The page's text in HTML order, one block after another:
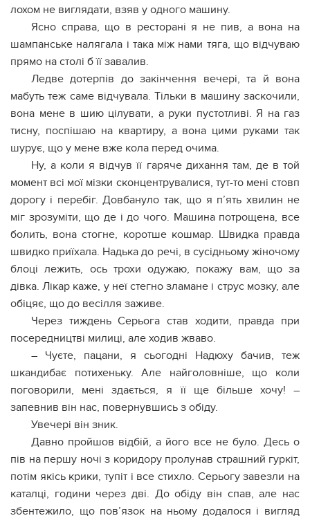
лохом не виглядати, взяв у одного машину.
Ясно справа, що в ресторані я не пив, а вона на
шампанське налягала і така між нами тяга, що відчуваю
прямо на столі б її завалив.
Ледве дотерпів до закінчення вечері, та й вона
мабуть теж саме відчувала. Тільки в машину заскочили,
вона мене в шию цілувати, а руки пустотливі. Я на газ
тисну, поспішаю на квартиру, а вона цими руками так
шурує, що у мене вже кола перед очима.
Ну, а коли я відчув її гаряче дихання там, де в той
момент всі мої мізки сконцентрувалися, тут-то мені стовп
дорогу і перебіг. Довбануло так, що я п’ять хвилин не
міг зрозуміти, що де і до чого. Машина потрощена, все
болить, вона стогне, коротше кошмар. Швидка правда
швидко приїхала. Надька до речі, в сусідньому жіночому
блоці лежить, ось трохи одужаю, покажу вам, що за
дівка. Лікар каже, у неї стегно зламане і струс мозку, але
обіцяє, що до весілля заживе.
Через тиждень Серьога став ходити, правда при
посередництві милиці, але ходив жваво.
– Чуєте, пацани, я сьогодні Надюху бачив, теж
шкандибає потихеньку. Але найголовніше, що коли
поговорили, мені здається, я її ще більше хочу! –
запевнив він нас, повернувшись з обіду.
Увечері він зник.
Давно пройшов відбій, а його все не було. Десь о
пів на першу ночі з коридору пролунав страшний гуркіт,
потім якісь крики, тупіт і все стихло. Серьогу завезли на
каталці, години через дві. До обіду він спав, але нас
збентежило, що пов’язок на ньому додалося і вигляд